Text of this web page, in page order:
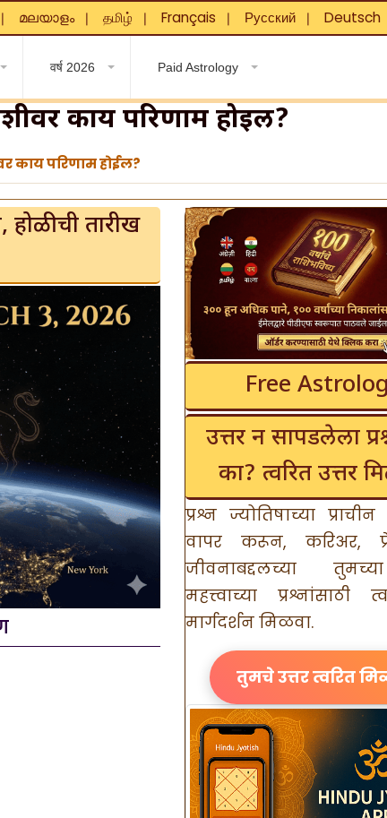
❘ മലയാളം ❘ தமிழ் ❘ Français ❘ Русский ❘ Deutsch
वर्ष 2026 Paid Astrology
काय परिणाम होईल?
काय परिणाम होईल?
होळीची तारीख
Free
उत्तर न सापडलेला
का? त्वरित उत्तर
प्रश्न ज्योतिषाच्या प्राचीन
वापर करून, करिअर,
जीवनाबद्दलच्या
महत्त्वाच्या प्रश्नांसाठी
मार्गदर्शन मिळवा.
तुमचे उत्तर त्वरित